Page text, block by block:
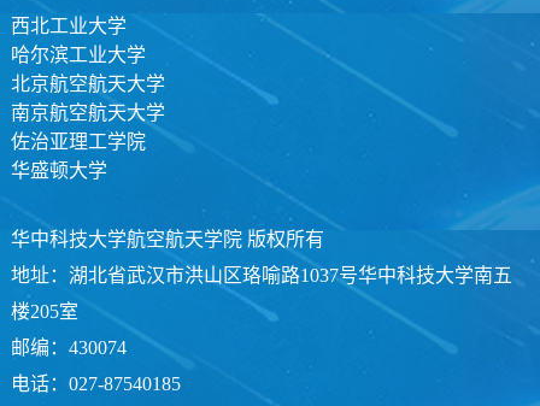
西北工业大学
哈尔滨工业大学
北京航空航天大学
南京航空航天大学
佐治亚理工学院
华盛顿大学
华中科技大学航空航天学院 版权所有
地址：湖北省武汉市洪山区珞喻路1037号华中科技大学南五
楼205室
邮编：430074
电话：027-87540185